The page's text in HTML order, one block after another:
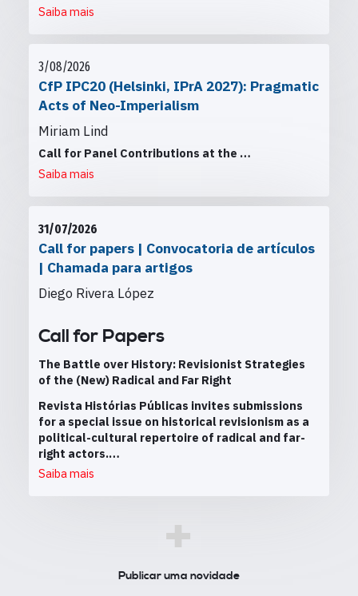
Saiba mais
3/08/2026
CfP IPC20 (Helsinki, IPrA 2027): Pragmatic
Acts of Neo-Imperialism
Miriam Lind
Call for Panel Contributions at the …
Saiba mais
31/07/2026
Call for papers | Convocatoria de artículos
| Chamada para artigos
Diego Rivera López
Call for Papers
The Battle over History: Revisionist Strategies
of the (New) Radical and Far Right
Revista Histórias Públicas invites submissions
for a special issue on historical revisionism as a
political-cultural repertoire of radical and far-
right actors.…
Saiba mais
+
Publicar uma novidade